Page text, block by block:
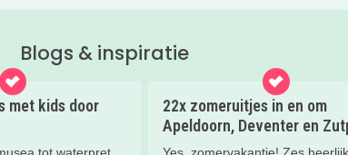
Blogs & inspiratie
met kids door
22x zomeruitjes in en om
Apeldoorn, Deventer en